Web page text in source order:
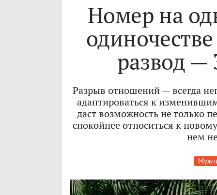
Номер на
развод —
Разрыв отношений — всегда
адаптироваться к
даст возможность не только
спокойнее относиться к
нем